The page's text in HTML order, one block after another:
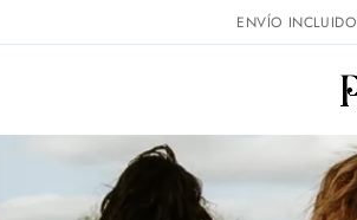
ENVÍO